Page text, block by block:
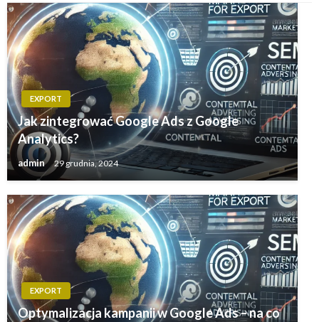
EXPORT
Jak zintegrować Google Ads z Google
Analytics?
admin 29 grudnia, 2024
EXPORT
Optymalizacja kampanii w Google Ads – na co